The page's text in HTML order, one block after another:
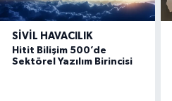
SIVIL HAVACILIK
Hitit Bilişim 500’de
Sektörel Yazılım Birincisi